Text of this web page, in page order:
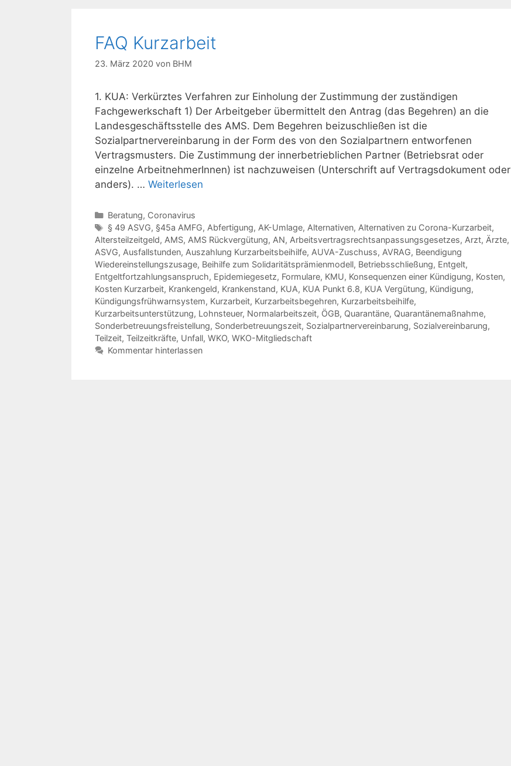
FAQ Kurzarbeit
23. März 2020 von BHM
1. KUA: Verkürztes Verfahren zur Einholung der Zustimmung der zuständigen
Fachgewerkschaft 1) Der Arbeitgeber übermittelt den Antrag (das Begehren) an die
Landesgeschäftsstelle des AMS. Dem Begehren beizuschließen ist die
Sozialpartnervereinbarung in der Form des von den Sozialpartnern entworfenen
Vertragsmusters. Die Zustimmung der innerbetrieblichen Partner (Betriebsrat oder
einzelne ArbeitnehmerInnen) ist nachzuweisen (Unterschrift auf Vertragsdokument oder
anders). … Weiterlesen
Kategorien
Beratung, Coronavirus
Schlagwörter
§ 49 ASVG, §45a AMFG, Abfertigung, AK-Umlage, Alternativen, Alternativen zu Corona-Kurzarbeit,
Altersteilzeitgeld, AMS, AMS Rückvergütung, AN, Arbeitsvertragsrechtsanpassungsgesetzes, Arzt, Ärzte,
ASVG, Ausfallstunden, Auszahlung Kurzarbeitsbeihilfe, AUVA-Zuschuss, AVRAG, Beendigung
Wiedereinstellungszusage, Beihilfe zum Solidaritätsprämienmodell, Betriebsschließung, Entgelt,
Entgeltfortzahlungsanspruch, Epidemiegesetz, Formulare, KMU, Konsequenzen einer Kündigung, Kosten,
Kosten Kurzarbeit, Krankengeld, Krankenstand, KUA, KUA Punkt 6.8, KUA Vergütung, Kündigung,
Kündigungsfrühwarnsystem, Kurzarbeit, Kurzarbeitsbegehren, Kurzarbeitsbeihilfe,
Kurzarbeitsunterstützung, Lohnsteuer, Normalarbeitszeit, ÖGB, Quarantäne, Quarantänemaßnahme,
Sonderbetreuungsfreistellung, Sonderbetreuungszeit, Sozialpartnervereinbarung, Sozialvereinbarung,
Teilzeit, Teilzeitkräfte, Unfall, WKO, WKO-Mitgliedschaft
Kommentar hinterlassen